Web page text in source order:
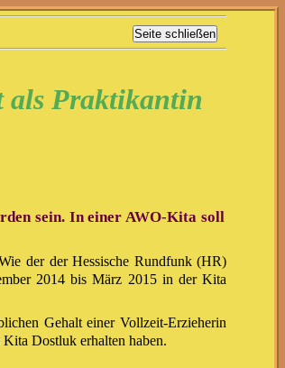
als Praktikantin
sein. In einer AWO-Kita soll
der der Hessische Rundfunk (HR)
2014 bis März 2015 in der Kita
Gehalt einer Vollzeit-Erzieherin
Dostluk erhalten haben.